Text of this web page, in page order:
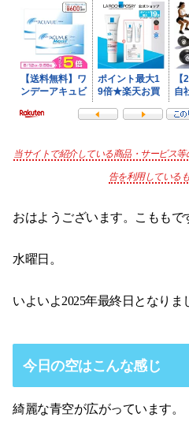
当サイトで紹介している商品・サービス
告を利用している
おはようございます。こももで
水曜日。
いよいよ2025年最終日となりま
今日の空はこんな感じ
綺麗な青空が広がっています。